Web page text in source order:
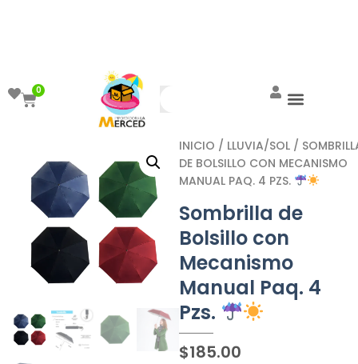
0
INICIO / LLUVIA/SOL /
DE BOLSILLO CON MECANISMO
MANUAL PAQ. 4 PZS.
Sombrilla de
Bolsillo con
Mecanismo
Manual Paq. 4
Pzs.
$185.00